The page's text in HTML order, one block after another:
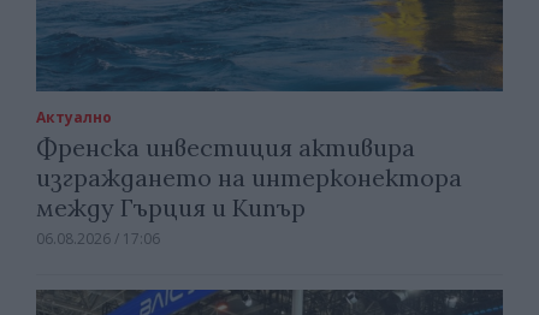
Актуално
Френска инвестиция активира
изграждането на интерконектора
между Гърция и Кипър
06.08.2026 / 17:06